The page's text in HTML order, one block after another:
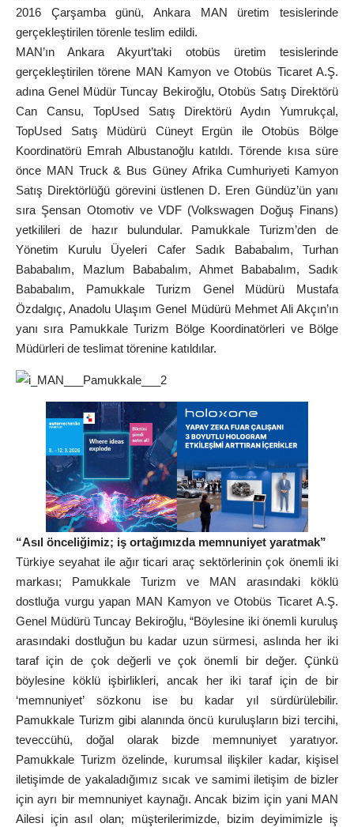
2016 Çarşamba günü, Ankara MAN üretim tesislerinde
gerçekleştirilen törenle teslim edildi.
MAN’ın Ankara Akyurt’taki otobüs üretim tesislerinde
gerçekleştirilen törene MAN Kamyon ve Otobüs Ticaret A.Ş.
adına Genel Müdür Tuncay Bekiroğlu, Otobüs Satış Direktörü
Can Cansu, TopUsed Satış Direktörü Aydın Yumrukçal,
TopUsed Satış Müdürü Cüneyt Ergün ile Otobüs Bölge
Koordinatörü Emrah Albustanoğlu katıldı. Törende kısa süre
önce MAN Truck & Bus Güney Afrika Cumhuriyeti Kamyon
Satış Direktörlüğü görevini üstlenen D. Eren Gündüz’ün yanı
sıra Şensan Otomotiv ve VDF (Volkswagen Doğuş Finans)
yetkilileri de hazır bulundular. Pamukkale Turizm’den de
Yönetim Kurulu Üyeleri Cafer Sadık Bababalım, Turhan
Bababalım, Mazlum Bababalım, Ahmet Bababalım, Sadık
Bababalım, Pamukkale Turizm Genel Müdürü Mustafa
Özdalgıç, Anadolu Ulaşım Genel Müdürü Mehmet Ali Akçın’ın
yanı sıra Pamukkale Turizm Bölge Koordinatörleri ve Bölge
Müdürleri de teslimat törenine katıldılar.
“Asıl önceliğimiz; iş ortağımızda memnuniyet yaratmak”
Türkiye seyahat ile ağır ticari araç sektörlerinin çok önemli iki
markası; Pamukkale Turizm ve MAN arasındaki köklü
dostluğa vurgu yapan MAN Kamyon ve Otobüs Ticaret A.Ş.
Genel Müdürü Tuncay Bekiroğlu, “Böylesine iki önemli kuruluş
arasındaki dostluğun bu kadar uzun sürmesi, aslında her iki
taraf için de çok değerli ve çok önemli bir değer. Çünkü
böylesine köklü işbirlikleri, ancak her iki taraf için de bir
‘memnuniyet’ sözkonu ise bu kadar yıl sürdürülebilir.
Pamukkale Turizm gibi alanında öncü kuruluşların bizi tercihi,
teveccühü, doğal olarak bizde memnuniyet yaratıyor.
Pamukkale Turizm özelinde, kurumsal ilişkiler kadar, kişisel
iletişimde de yakaladığımız sıcak ve samimi iletişim de bizler
için ayrı bir memnuniyet kaynağı. Ancak bizim için yani MAN
Ailesi için asıl olan; müşterilerimizde, bizim deyimimizle iş